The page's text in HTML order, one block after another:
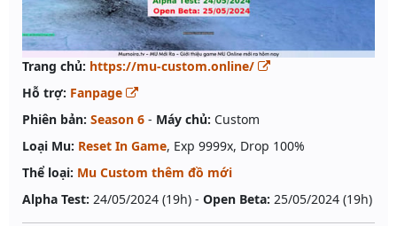
Trang chủ: https://mu-custom.online/
Hỗ trợ: Fanpage
Phiên bản: Season 6 - Máy chủ: Custom
Loại Mu: Reset In Game, Exp 9999x, Drop 100%
Thể loại: Mu Custom thêm đồ mới
Alpha Test: 24/05/2024 (19h) - Open Beta: 25/05/2024 (19h)